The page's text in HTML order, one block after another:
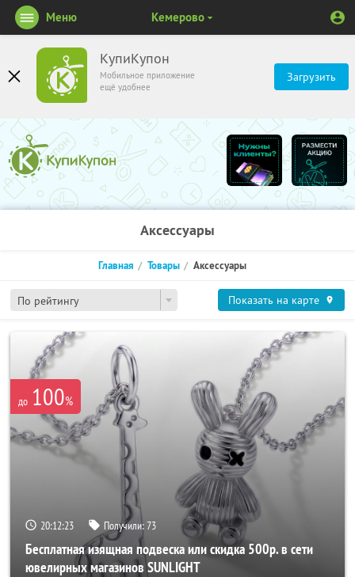
КупиКупон
Мобильное приложение
ещё удобнее
Загрузить
Меню Кемерово
Аксессуары
По рейтингу
Главная Товары Аксессуары
Показать на карте
до 100%
20:12:23 Получили:73
Бесплатная изящная подвеска или скидка 500р. в сети
ювелирных магазинов SUNLIGHT